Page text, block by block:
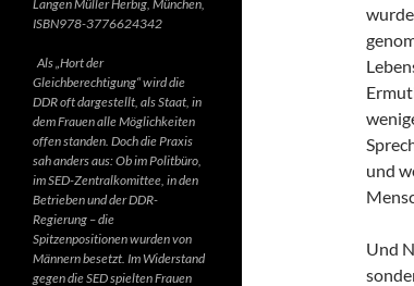
und
Und
Langen Müller Herbig, München,
ISBN978-3776624342
Als „Hort der
Gleichberechtigung“ wird die
DDR oft dargestellt, als Staat, in
dem Frauen alle Möglichkeiten
offen standen. Doch die Praxis
sah anders aus: Ob im Politbüro,
im SED-Zentralkomittee, in den
Betrieben und der DDR-
Regierung – die
Spitzenpositionen wurden von
Männern besetzt. Im Widerstand
gegen die SED spielten Frauen